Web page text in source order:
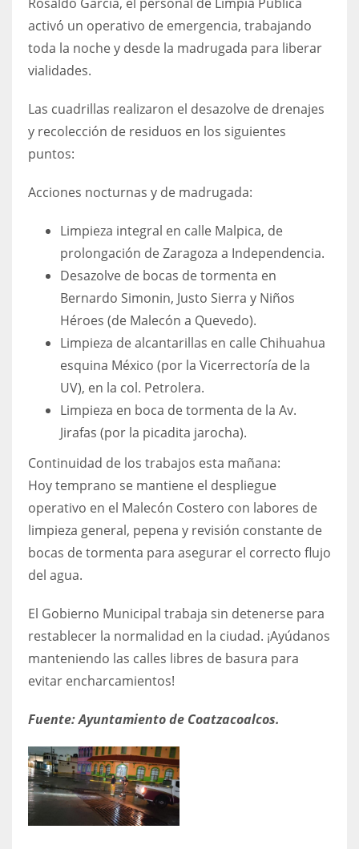
activó un operativo de emergencia, trabajando
toda la noche y desde la madrugada para liberar
vialidades.
Las cuadrillas realizaron el desazolve de drenajes
y recolección de residuos en los siguientes
puntos:
Acciones nocturnas y de madrugada:
Limpieza integral en calle Malpica, de
prolongación de Zaragoza a Independencia.
Desazolve de bocas de tormenta en
Bernardo Simonin, Justo Sierra y Niños
Héroes (de Malecón a Quevedo).
Limpieza de alcantarillas en calle Chihuahua
esquina México (por la Vicerrectoría de la
UV), en la col. Petrolera.
Limpieza en boca de tormenta de la Av.
Jirafas (por la picadita jarocha).
Continuidad de los trabajos esta mañana:
Hoy temprano se mantiene el despliegue
operativo en el Malecón Costero con labores de
limpieza general, pepena y revisión constante de
bocas de tormenta para asegurar el correcto flujo
del agua.
El Gobierno Municipal trabaja sin detenerse para
restablecer la normalidad en la ciudad. ¡Ayúdanos
manteniendo las calles libres de basura para
evitar encharcamientos!
Fuente: Ayuntamiento de Coatzacoalcos.